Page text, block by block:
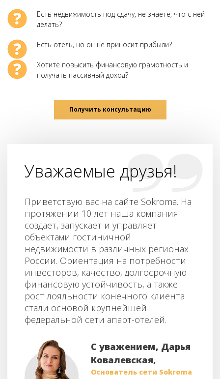
Есть недвижимость под сдачу, не знаете, что с ней
делать?
Есть отель, но он не приносит прибыли?
Хотите повысить финансовую грамотность и
получать пассивный доход?
Получить консультацию
Уважаемые друзья!
Приветствую вас на сайте Sokroma. На
протяжении 10 лет наша компания
создает, запускает и управляет
объектами гостиничной
недвижимости в различных регионах
России. Ориентация на потребности
инвесторов, качество, долгосрочную
финансовую устойчивость, а также
рост лояльности конечного клиента
стали основой крупнейшей
федеральной сети апарт-отелей.
С уважением, Дарья
Ковалевская,
Основатель сети Sokroma